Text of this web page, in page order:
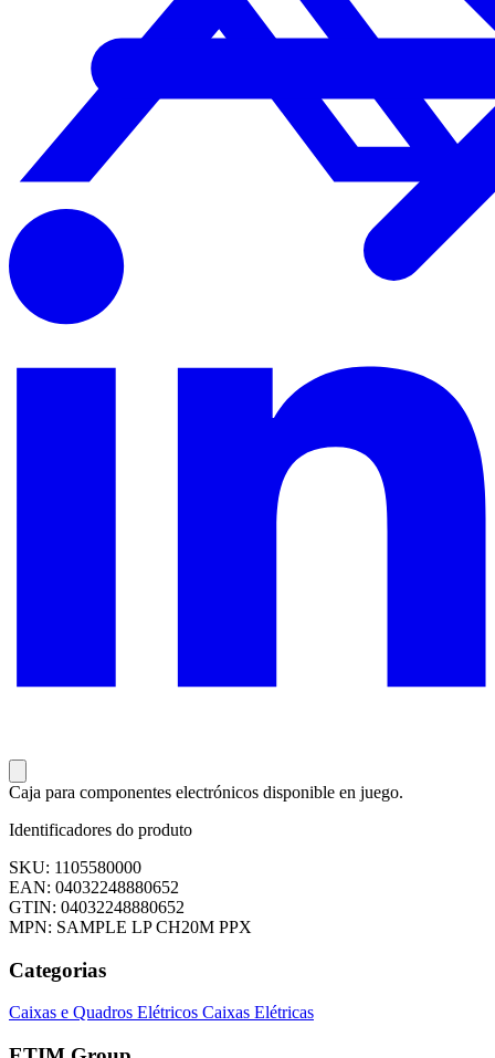
Caja para componentes electrónicos disponible en juego.
Identificadores do produto
SKU: 1105580000
EAN: 04032248880652
GTIN: 04032248880652
MPN: SAMPLE LP CH20M PPX
Categorias
Caixas e Quadros Elétricos Caixas Elétricas